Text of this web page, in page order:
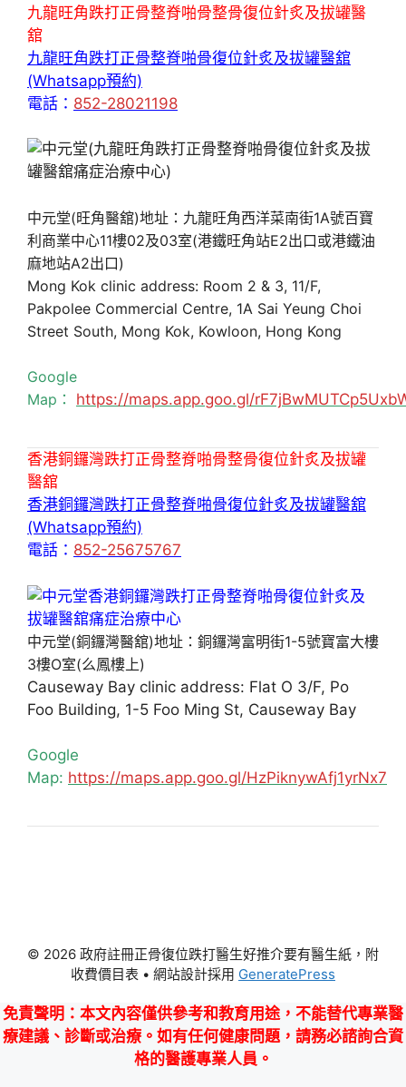
九龍旺角跌打正骨整脊啪骨整骨復位針炙及拔罐醫
舘
九龍旺角跌打正骨整脊啪骨復位針炙及拔罐醫舘
(Whatsapp預約)
電話： 852-28021198
中元堂(旺角醫舘)地址：九龍旺角西洋菜南街1A號百寶
利商業中心11樓02及03室(港鐵旺角站E2出口或港鐵油
麻地站A2出口)
Mong Kok clinic address: Room 2 & 3, 11/F,
Pakpolee Commercial Centre, 1A Sai Yeung Choi
Street South, Mong Kok, Kowloon, Hong Kong
Google
Map： https://maps.app.goo.gl/
香港銅鑼灣跌打正骨整脊啪骨整骨復位針炙及拔罐
醫舘
香港銅鑼灣跌打正骨整脊啪骨復位針炙及拔罐醫舘
(Whatsapp預約)
電話： 852-25675767
中元堂(銅鑼灣醫舘)地址：銅鑼灣富明街1-5號寶富大樓
3樓O室(么鳳樓上)
Causeway Bay clinic address: Flat O 3/F, Po
Foo Building, 1-5 Foo Ming St, Causeway Bay
Google
Map: https://maps.app.goo.gl/HzPiknywAfj1yrNx7
© 2026 政府註冊正骨復位跌打醫生好推介要有醫生紙，附
收費價目表 • 網站設計採用 GeneratePress
免責聲明 ：本文內容僅供參考和教育用途，不能替代專業醫
療建議、診斷或治療。如有任何健康問題，請務必諮詢合資
格的醫護專業人員。